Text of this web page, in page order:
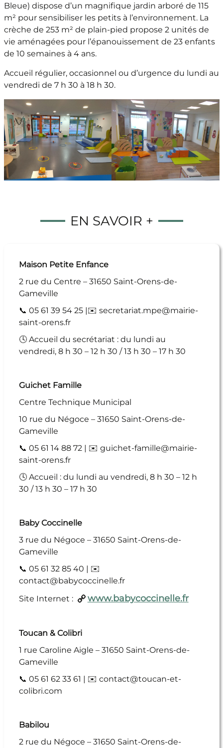
Bleue) dispose d’un magnifique jardin arboré de 115
m² pour sensibiliser les petits à l’environnement. La
crèche de 253 m² de plain-pied propose 2 unités de
vie aménagées pour l’épanouissement de 23 enfants
de 10 semaines à 4 ans.
Accueil régulier, occasionnel ou d’urgence du lundi au
vendredi de 7 h 30 à 18 h 30.
EN SAVOIR +
Maison Petite Enfance
2 rue du Centre – 31650 Saint-Orens-de-
Gameville
📞 05 61 39 54 25 |✉️ secretariat.mpe@mairie-
saint-orens.fr
🕓 Accueil du secrétariat : du lundi au
vendredi, 8 h 30 – 12 h 30 / 13 h 30 – 17 h 30
Guichet Famille
Centre Technique Municipal
10 rue du Négoce – 31650 Saint-Orens-de-
Gameville
📞 05 61 14 88 72 | ✉️ guichet-famille@mairie-
saint-orens.fr
🕓 Accueil : du lundi au vendredi, 8 h 30 – 12 h
30 / 13 h 30 – 17 h 30
Baby Coccinelle
3 rue du Négoce – 31650 Saint-Orens-de-
Gameville
📞 05 61 32 85 40 | ✉️
contact@babycoccinelle.fr
Site Internet :
www.babycoccinelle.fr
Toucan & Colibri
1 rue Caroline Aigle – 31650 Saint-Orens-de-
Gameville
📞 05 61 62 33 61 | ✉️ contact@toucan-et-
colibri.com
Babilou
2 rue du Négoce – 31650 Saint-Orens-de-